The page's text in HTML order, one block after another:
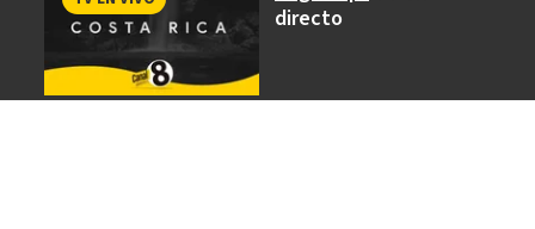
directo